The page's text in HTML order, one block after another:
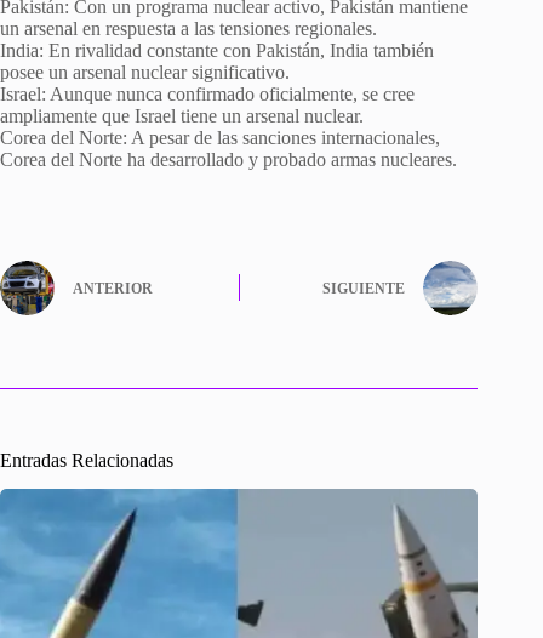
Pakistán: Con un programa nuclear activo, Pakistán mantiene
un arsenal en respuesta a las tensiones regionales.
India: En rivalidad constante con Pakistán, India también
posee un arsenal nuclear significativo.
Israel: Aunque nunca confirmado oficialmente, se cree
ampliamente que Israel tiene un arsenal nuclear.
Corea del Norte: A pesar de las sanciones internacionales,
Corea del Norte ha desarrollado y probado armas nucleares.
ANTERIOR SIGUIENTE
Entradas Relacionadas